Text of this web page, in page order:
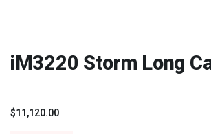
iM3220 Storm Long
$11,120.00